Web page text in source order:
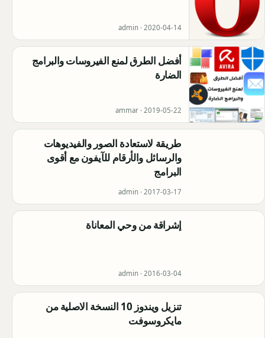
admin · 2020-04-14
أفضل الطرق لمنع الفيروسات والبرامج
الضارة
ammar · 2019-05-22
طريقة لاستعادة الصور والفيديوهات
والرسائل والأرقام للآيفون مع أقوى
البرامج
admin · 2017-03-17
ﺇﺷﺮﺍﻗﺔ ﻣﻦ ﻭﺣﻲ ﺍﻟﻤﻌﺎﻧﺎﺓ
admin · 2016-03-04
تنزيل ويندوز 10 النسخة الاصلية من
مايكروسوفت